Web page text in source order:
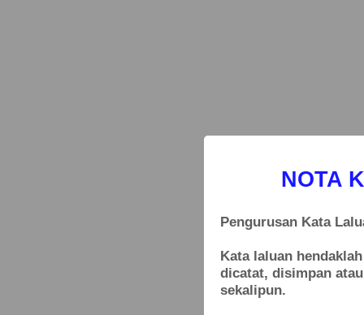
NOTA
Pengurusan Kata
Kata laluan
dicatat, disimpan
sekalipun.